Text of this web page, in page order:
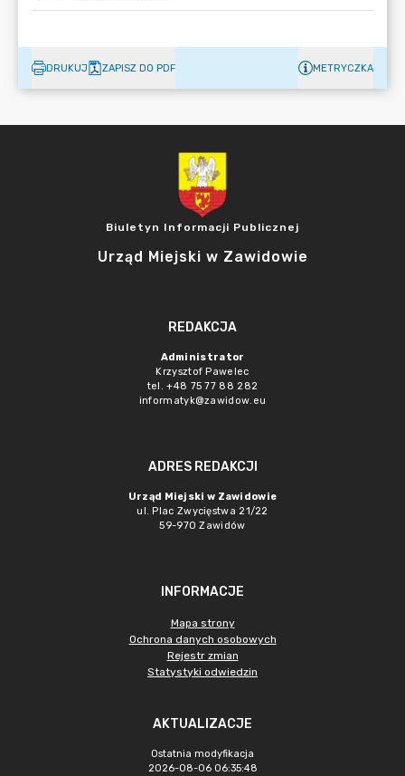
DRUKUJ ZAPISZ DO PDF METRYCZKA
Biuletyn Informacji Publicznej
Urząd Miejski w Zawidowie
REDAKCJA
Administrator
Krzysztof Pawelec
tel. +48 75 77 88 282
informatyk@zawidow.eu
ADRES REDAKCJI
Urząd Miejski w Zawidowie
ul. Plac Zwycięstwa 21/22
59-970 Zawidów
INFORMACJE
Mapa strony
Ochrona danych osobowych
Rejestr zmian
Statystyki odwiedzin
AKTUALIZACJE
Ostatnia modyfikacja
2026-08-06 06:35:48